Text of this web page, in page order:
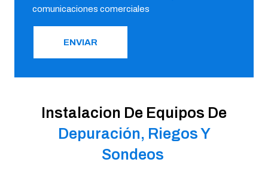
comunicaciones comerciales
Instalacion De Equipos De
Depuración, Riegos Y
Sondeos